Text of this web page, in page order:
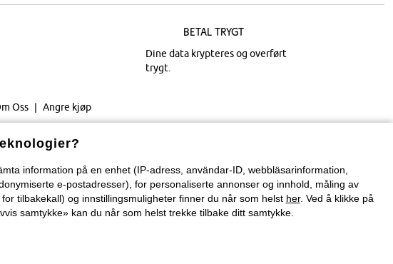
Betal trygt
Dine data krypteres og overført
trygt.
Oss Angre kjøp
information på en enhet (IP-adress, användar-ID, webbläsarinformation,
e-postadresser), for personaliserte annonser og innhold, måling av
tilbakekall) og innstillingsmuligheter finner du når som helst her. Ved å klikke på
samtykke» kan du når som helst trekke tilbake ditt samtykke.